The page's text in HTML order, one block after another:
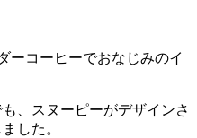
ーコーヒーでおなじみのイ
、スヌーピーがデザインさ
した。